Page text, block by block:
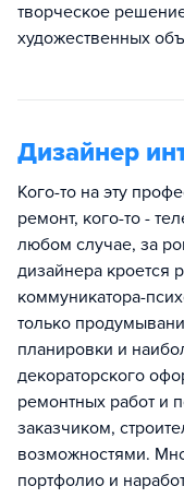
творческое
художественных
Дизайнер
Кого-то на эту
ремонт, кого-то -
любом случае, за
дизайнера кроется
коммуникатора-
только
планировки и
декораторского
ремонтных работ и
заказчиком,
возможностями.
портфолио и